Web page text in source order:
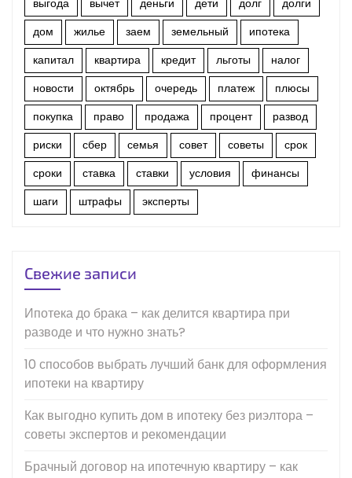
выгода
вычет деньги дети долг
долги
дом
жилье заем земельный
ипотека
капитал
квартира кредит льготы
налог
новости
октябрь очередь платеж
плюсы
покупка
право продажа процент
развод
риски
сбер семья совет советы
срок
сроки
ставка ставки условия
финансы
шаги
штрафы эксперты
Свежие записи
Ипотека до брака – как делится квартира при
разводе и что нужно знать?
10 способов выбрать лучший банк для оформления
ипотеки на квартиру
Как выгодно купить дом в ипотеку без риэлтора –
советы экспертов и рекомендации
Брачный договор на ипотечную квартиру – как